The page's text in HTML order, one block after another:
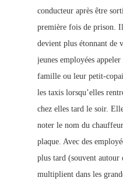
conducteur après être
première fois de prison.
devient plus étonnant de
jeunes employées
famille ou leur petit-
les taxis lorsqu’elles
chez elles tard le soir.
noter le nom du
plaque. Avec des
plus tard (souvent autour
multiplient dans les